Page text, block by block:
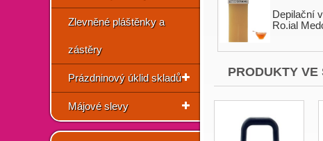
Zlevněné pláštěnky a
zástěry
Prázdninový úklid skladů
Májové slevy
Depilační
Ro.ial
PRODUKTY VE